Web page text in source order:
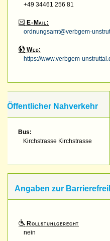
+49 34461 256 81
E-Mail:
ordnungsamt@verbgem-
Web:
https://www.verbgem-
Öffentlicher Nahverkehr
Bus:
Kirchstrasse Kirchstrasse
Angaben zur
Rollstuhlgerecht
nein